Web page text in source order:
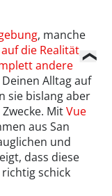
, manche
die Realität
andere
Alltag auf
sie bislang aber
MitVue
aus San
und
dass diese
schick